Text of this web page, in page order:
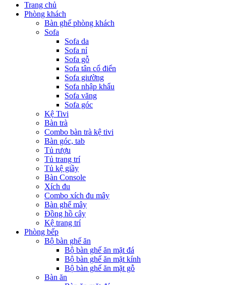
Trang chủ
Phòng khách
Bàn ghế phòng khách
Sofa
Sofa da
Sofa nỉ
Sofa gỗ
Sofa tân cổ điển
Sofa giường
Sofa nhập khẩu
Sofa văng
Sofa góc
Kệ Tivi
Bàn trà
Combo bàn trà kệ tivi
Bàn góc, tab
Tủ rượu
Tủ trang trí
Tủ kệ giầy
Bàn Console
Xích đu
Combo xích đu mây
Bàn ghế mây
Đồng hồ cây
Kệ trang trí
Phòng bếp
Bộ bàn ghế ăn
Bộ bàn ghế ăn mặt đá
Bộ bàn ghế ăn mặt kính
Bộ bàn ghế ăn mặt gỗ
Bàn ăn